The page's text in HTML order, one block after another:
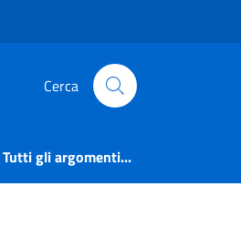
Cerca
Tutti gli argomenti...